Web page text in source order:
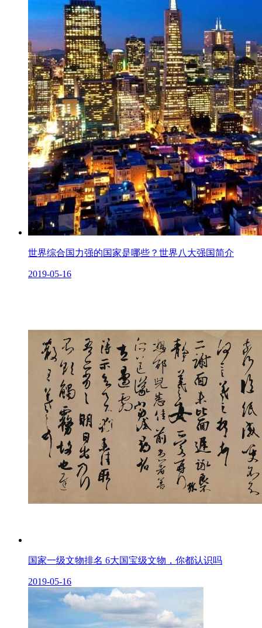
世界综合国力强的国家是哪些？世界八大强国简介
2019-05-16
国家一级文物排名 6大国宝级文物，你都认识吗
2019-05-16